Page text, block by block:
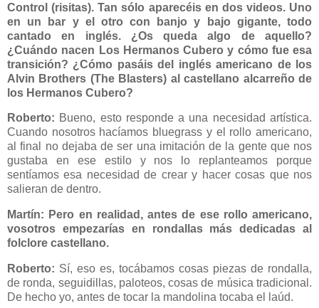
Control (risitas). Tan sólo aparecéis en dos videos. Uno
en un bar y el otro con banjo y bajo gigante, todo
cantado en inglés. ¿Os queda algo de aquello?
¿Cuándo nacen Los Hermanos Cubero y cómo fue esa
transición? ¿Cómo pasáis del inglés americano de los
Alvin Brothers (The Blasters) al castellano alcarreño de
los Hermanos Cubero?
Roberto: Bueno, esto responde a una necesidad artística.
Cuando nosotros hacíamos bluegrass y el rollo americano,
al final no dejaba de ser una imitación de la gente que nos
gustaba en ese estilo y nos lo replanteamos porque
sentíamos esa necesidad de crear y hacer cosas que nos
salieran de dentro.
Martín: Pero en realidad, antes de ese rollo americano,
vosotros empezarías en rondallas más dedicadas al
folclore castellano.
Roberto: Sí, eso es, tocábamos cosas piezas de rondalla,
de ronda, seguidillas, paloteos, cosas de música tradicional.
De hecho yo, antes de tocar la mandolina tocaba el laúd.